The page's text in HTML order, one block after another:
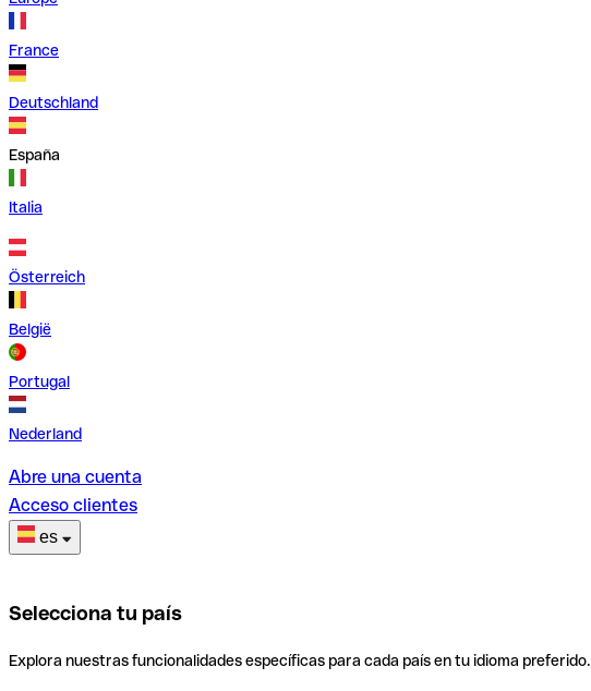
France
Deutschland
España
Italia
Österreich
België
Portugal
Nederland
Abre una cuenta
Acceso clientes
es
Selecciona tu país
Explora nuestras funcionalidades específicas para cada país en tu idioma preferido.